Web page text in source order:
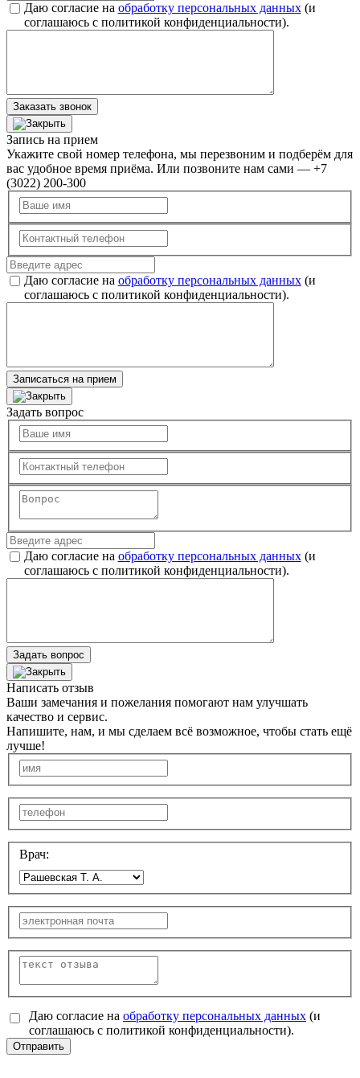
Даю согласие на обработку персональных данных(и
соглашаюсь с политикой конфиденциальности).
Заказать звонок
Запись на прием
Укажите свой номер телефона, мы перезвоним и подберём для
вас удобное время приёма. Или позвоните нам сами — +7
(3022) 200-300
Даю согласие на обработку персональных данных(и
соглашаюсь с политикой конфиденциальности).
Записаться на прием
Задать вопрос
Даю согласие на обработку персональных данных(и
соглашаюсь с политикой конфиденциальности).
Задать вопрос
Написать отзыв
Ваши замечания и пожелания помогают нам улучшать
качество и сервис.
Напишите, нам, и мы сделаем всё возможное, чтобы стать ещё
лучше!
Врач:
Даю согласие на обработку персональных данных (и
соглашаюсь с политикой конфиденциальности).
Отправить